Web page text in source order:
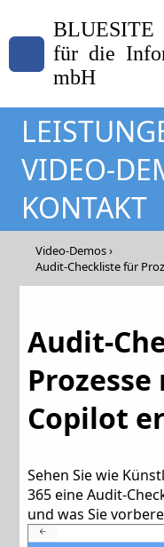
BLUESITE
für die
mbH
VIDEO-
KONTAKT
Video-Demos
Audit-Checkliste für
Audit-
Copilot
Sehen Sie wie
365 eine Audit-
und was Sie